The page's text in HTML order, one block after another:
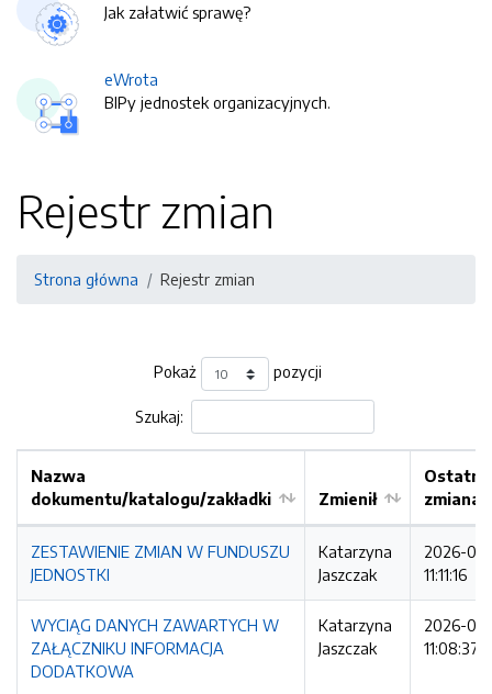
Jak załatwić sprawę?
eWrota
BIPy jednostek organizacyjnych.
Rejestr zmian
Strona główna Rejestr zmian
Pokaż pozycji
Szukaj:
Nazwa
dokumentu/katalogu/zakładki
Zmienił
zmiana
ZESTAWIENIE ZMIAN W FUNDUSZU
JEDNOSTKI
Katarzyna
Jaszczak
2026-
11:11:16
WYCIĄG DANYCH ZAWARTYCH W
ZAŁĄCZNIKU INFORMACJA
DODATKOWA
Katarzyna
Jaszczak
2026-
11:08:37